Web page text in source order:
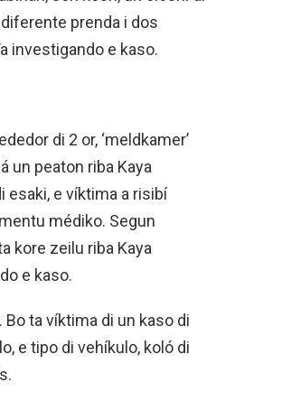
prenda i dos
investigando e kaso.
di 2 or, ‘meldkamer’
un peaton riba Kaya
esaki, e víktima a risibí
médiko. Segun
kore zeilu riba Kaya
e kaso.
Bo ta víktima di un kaso di
e tipo di vehíkulo, koló di